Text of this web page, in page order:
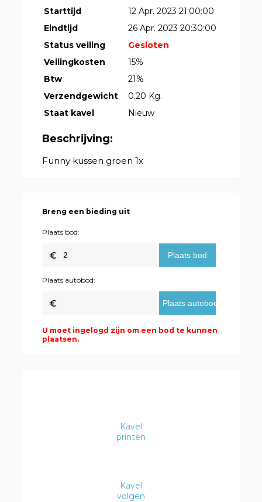
Starttijd
12 Apr. 2023 21:00:00
Eindtijd
26 Apr. 2023 20:30:00
Status veiling
Gesloten
Veilingkosten
15%
Btw
21%
Verzendgewicht
0.20 Kg.
Staat kavel
Nieuw
Beschrijving:
Funny kussen groen 1x
Breng een bieding uit
Plaats bod:
Plaats autobod:
U moet ingelogd zijn om een bod te kunnen
plaatsen.
Kavel
printen
Kavel
volgen